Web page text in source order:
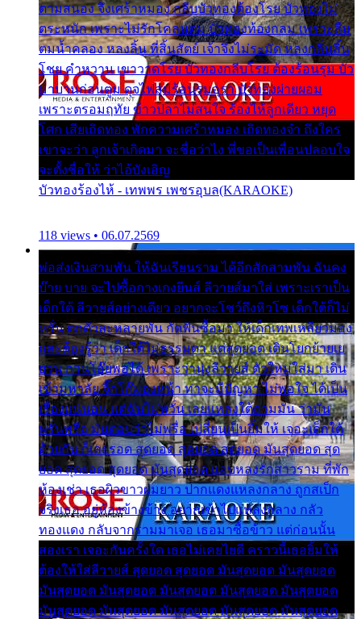
ตามสนอง จึงเศร้าหมอง กลีบบัวทองต้องโรย บัวทองไม่
ตระหนัก เพราะไม่รักโคลนตม บัวทองท้องกลม เพราะลืม
ตมน้ำคลอง หลงลิ้น ที่สิ้นสัตย์ เจ้าจึงไม่ระมัด หลงกลิ่นลิ้น
โชย คำหวาน เขาวาดโรย บัวทองกลีบโรย ต้องร้อนรุม บัว
มาบานก่อนตูม ดุจไฟสุมร้อนรุมอุรา บัวทองผ่ายผอม
เพราะตรอมฤทัย ข้าวปลาไม่สนใจ ร้องไห้ลูกเดียว หยุด
โศก เสียเถิดทอง พักความเศร้าหมอง เถิดทองจ๋า ถึงใคร
เขาจะว่า ลูกเจ้าเกิดมา จะชื่อว่าไง พี่ขอเป็นเพื่อนปลอบใจ
จะตั้งชื่อให้ ว่าไอ้บังเอิญ
บัวทองร้องไห้ - เทพพร เพชรอุบล(KARAOKE)
118 views • 06.07.2569
พ่อส่งเงินสามพัน ให้ฉันเรียนราม ได้อีกสักสามพัน ฉันคง
บ๊าย บาย จะไปซื้อกางเกงยีนส์ ลีวายส์มาใส่ เพราะเราเป็น
เด็กใต้ ลีวายส์อย่างเดียว อยากจะโชว์ถึงหิวโซ เด็กใต้ก็ไม่
หวั่น ตกตัวละหลายพัน กัดฟันซื้อมา ให้เด็กเทพเหลียวมอง
และต้องรู้ว่า เด็กใต้ไม่ธรรมดา แต่สุดยอด เดินโยกย้ายเย
ยวน กวนโอ๊ยพอได้ เพราะว่านุ่งลีวายส์ ตัวใหม่ใส่มา เดิน
เข้ามหาลัย จิ๊กโก๊มองหน้า ท่าจะมีปัญหา ไม่พอใจ ได้เป็น
เรื่องแน่นอน แต่ฉันไม่หวั่น เลยแหลงใต้ถามมัน ว่ามัน
พรั่นพรือ มันตอบว่าไม่พรื่อ เปลี่ยนเป็นยิ้มให้ เจอะเด็กใต้
ด้วยกัน ก็เลยรอด สุดยอด สุดยอด สุดยอด มันสุดยอด สุด
ยอด สุดยอด สุดยอด มันสุดยอด แอบหลงรักสาวราม ที่พัก
ห้องเช่า เธอผิวขาวผมยาว ปากแดงแหลงกลาง ถูกสเป็ก
จริงเธอ อยู่ห้องข้างข้าง อยากเข้าไปแหลงกลาง กลัว
ทองแดง กลับจากรามมาเจอ เธอมาซื้อข้าว แต่ก่อนนั้น
สองเรา เจอะกันครั้งใด เธอไม่เคยไยดี คราวนี้เธอยิ้มให้
ต้องให้ใส่ลีวายส์ สุดยอด สุดยอด มันสุดยอด มันสุดยอด
มันสุดยอด มันสุดยอด มันสุดยอด มันสุดยอด มันสุดยอด
มันสุดยอด มันสุดยอด มันสุดยอด มันสุดยอด มันสุดยอด